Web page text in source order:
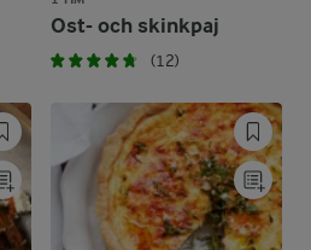
Ost- och skinkpaj
(12)